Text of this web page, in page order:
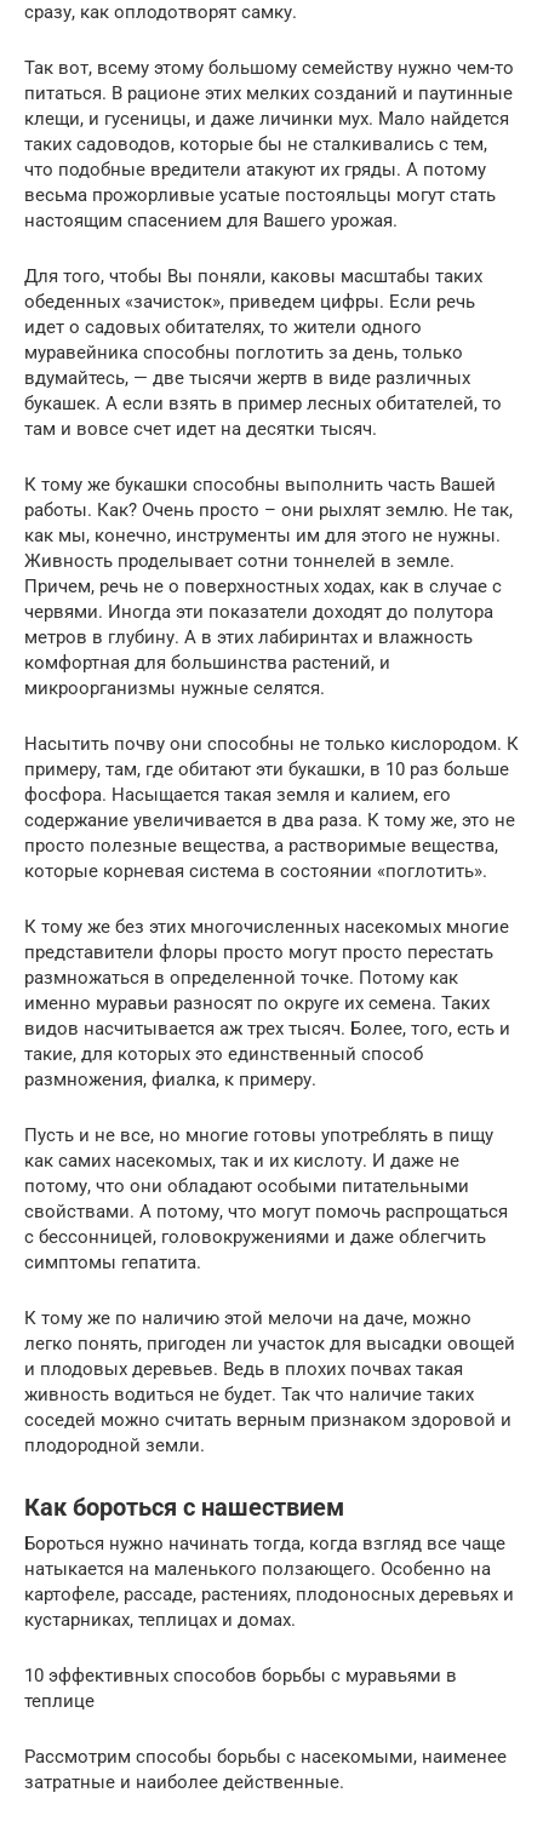
сразу, как оплодотворят самку.
Так вот, всему этому большому семейству нужно чем-то
питаться. В рационе этих мелких созданий и паутинные
клещи, и гусеницы, и даже личинки мух. Мало найдется
таких садоводов, которые бы не сталкивались с тем,
что подобные вредители атакуют их гряды. А потому
весьма прожорливые усатые постояльцы могут стать
настоящим спасением для Вашего урожая.
Для того, чтобы Вы поняли, каковы масштабы таких
обеденных «зачисток», приведем цифры. Если речь
идет о садовых обитателях, то жители одного
муравейника способны поглотить за день, только
вдумайтесь, — две тысячи жертв в виде различных
букашек. А если взять в пример лесных обитателей, то
там и вовсе счет идет на десятки тысяч.
К тому же букашки способны выполнить часть Вашей
работы. Как? Очень просто – они рыхлят землю. Не так,
как мы, конечно, инструменты им для этого не нужны.
Живность проделывает сотни тоннелей в земле.
Причем, речь не о поверхностных ходах, как в случае с
червями. Иногда эти показатели доходят до полутора
метров в глубину. А в этих лабиринтах и влажность
комфортная для большинства растений, и
микроорганизмы нужные селятся.
Насытить почву они способны не только кислородом. К
примеру, там, где обитают эти букашки, в 10 раз больше
фосфора. Насыщается такая земля и калием, его
содержание увеличивается в два раза. К тому же, это не
просто полезные вещества, а растворимые вещества,
которые корневая система в состоянии «поглотить».
К тому же без этих многочисленных насекомых многие
представители флоры просто могут просто перестать
размножаться в определенной точке. Потому как
именно муравьи разносят по округе их семена. Таких
видов насчитывается аж трех тысяч. Более, того, есть и
такие, для которых это единственный способ
размножения, фиалка, к примеру.
Пусть и не все, но многие готовы употреблять в пищу
как самих насекомых, так и их кислоту. И даже не
потому, что они обладают особыми питательными
свойствами. А потому, что могут помочь распрощаться
с бессонницей, головокружениями и даже облегчить
симптомы гепатита.
К тому же по наличию этой мелочи на даче, можно
легко понять, пригоден ли участок для высадки овощей
и плодовых деревьев. Ведь в плохих почвах такая
живность водиться не будет. Так что наличие таких
соседей можно считать верным признаком здоровой и
плодородной земли.
Как бороться с нашествием
Бороться нужно начинать тогда, когда взгляд все чаще
натыкается на маленького ползающего. Особенно на
картофеле, рассаде, растениях, плодоносных деревьях и
кустарниках, теплицах и домах.
10 эффективных способов борьбы с муравьями в
теплице
Рассмотрим способы борьбы с насекомыми, наименее
затратные и наиболее действенные.